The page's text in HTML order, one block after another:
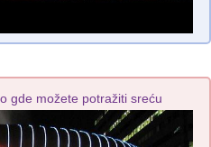
gde možete potražiti sreću